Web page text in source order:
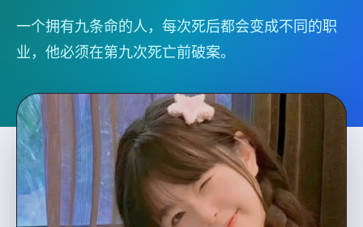
一个拥有九条命的人，每次死后都会变成不同的职
业，他必须在第九次死亡前破案。